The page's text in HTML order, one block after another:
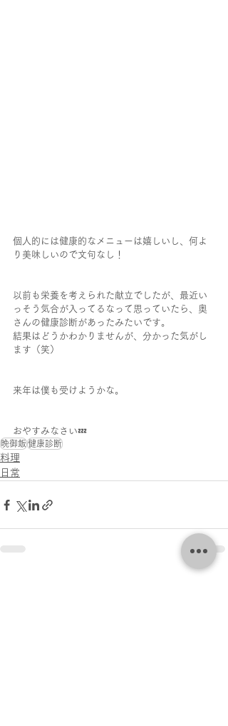
個人的には健康的なメニューは嬉しいし、何よ
り美味しいので文句なし！
以前も栄養を考えられた献立でしたが、最近い
っそう気合が入ってるなって思っていたら、奥
さんの健康診断があったみたいです。
結果はどうかわかりませんが、分かった気がし
ます（笑）
来年は僕も受けようかな。
おやすみなさい💤
晩御飯健康診断
料理
日常